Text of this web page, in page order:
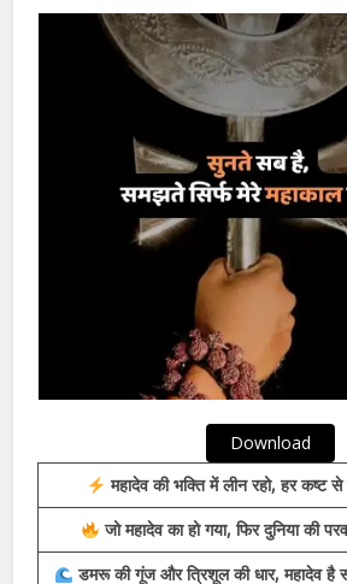
डमरू की गूंज से दुनिया थर्राए, जब
महाकाल के नाम से ही शक्ति मिल जाए, हर
Mahadev 2 line Status in